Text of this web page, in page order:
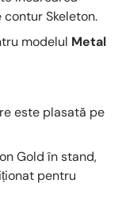
Skeleton.
modelul Metal
este plasată pe
Gold în stand,
pentru